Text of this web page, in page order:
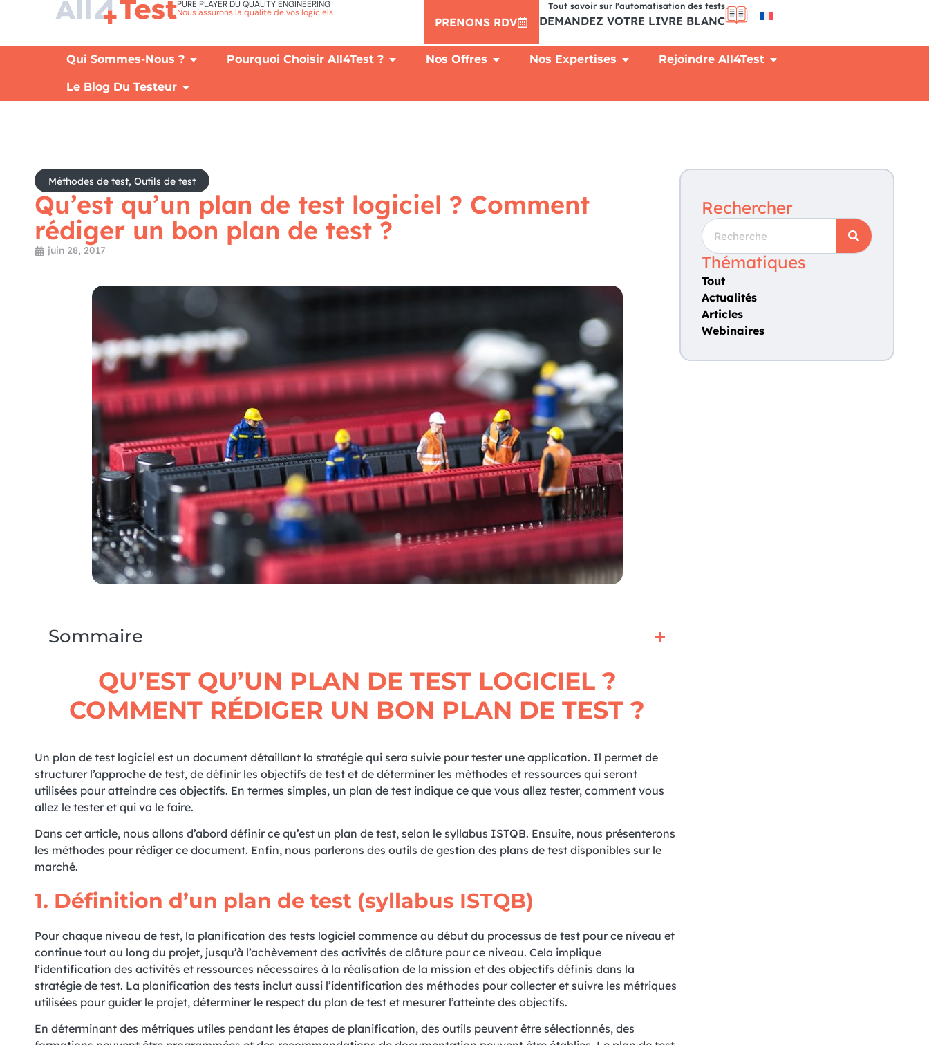
PURE PLAYER DU QUALITY ENGINEERING
Nous assurons la qualité de vos logiciels
PRENONS RDV
Tout savoir sur l'automatisation des tests
DEMANDEZ VOTRE LIVRE BLANC
Qui Sommes-Nous ? Pourquoi Choisir All4Test ? Nos Offres Nos Expertises Rejoindre All4Test
Le Blog Du Testeur
Méthodes de test, Outils de test
Qu’est qu’un plan de test logiciel ? Comment
rédiger un bon plan de test ?
juin 28, 2017
Sommaire
QU’EST QU’UN PLAN DE TEST LOGICIEL ?
COMMENT RÉDIGER UN BON PLAN DE TEST ?
Un plan de test logiciel est un document détaillant la stratégie qui sera suivie pour tester une application. Il permet de
structurer l’approche de test, de définir les objectifs de test et de déterminer les méthodes et ressources qui seront
utilisées pour atteindre ces objectifs. En termes simples, un plan de test indique ce que vous allez tester, comment vous
allez le tester et qui va le faire.
Dans cet article, nous allons d’abord définir ce qu’est un plan de test, selon le syllabus ISTQB. Ensuite, nous présenterons
les méthodes pour rédiger ce document. Enfin, nous parlerons des outils de gestion des plans de test disponibles sur le
marché.
1. Définition d’un plan de test (syllabus ISTQB)
Pour chaque niveau de test, la planification des tests logiciel commence au début du processus de test pour ce niveau et
continue tout au long du projet, jusqu’à l’achèvement des activités de clôture pour ce niveau. Cela implique
l’identification des activités et ressources nécessaires à la réalisation de la mission et des objectifs définis dans la
stratégie de test. La planification des tests inclut aussi l’identification des méthodes pour collecter et suivre les métriques
utilisées pour guider le projet, déterminer le respect du plan de test et mesurer l’atteinte des objectifs.
En déterminant des métriques utiles pendant les étapes de planification, des outils peuvent être sélectionnés, des
Rechercher
Thématiques
Tout
Actualités
Articles
Webinaires